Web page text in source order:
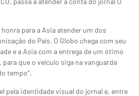
para a Asia atender um dos
do País. O Globo chega com seu
e a Asia com a entrega de um ótimo
que o veículo siga na vanguarda
tempo”.
pela identidade visual do jornal e, entre